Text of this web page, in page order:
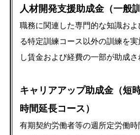
人材開発支援助成金（一般
職務に関連した専門的な知識お
る特定訓練コース以外の訓練を
し賃金および経費の一部が助成さ
キャリアアップ助成金（短
時間延長コース）
有期契約労働者等の週所定労働